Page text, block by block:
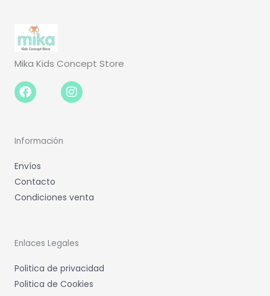
Mika Kids Concept Store
Facebook-
f
Instagram
Información
Envíos
Contacto
Condiciones venta
Enlaces Legales
Politica de privacidad
Politica de Cookies